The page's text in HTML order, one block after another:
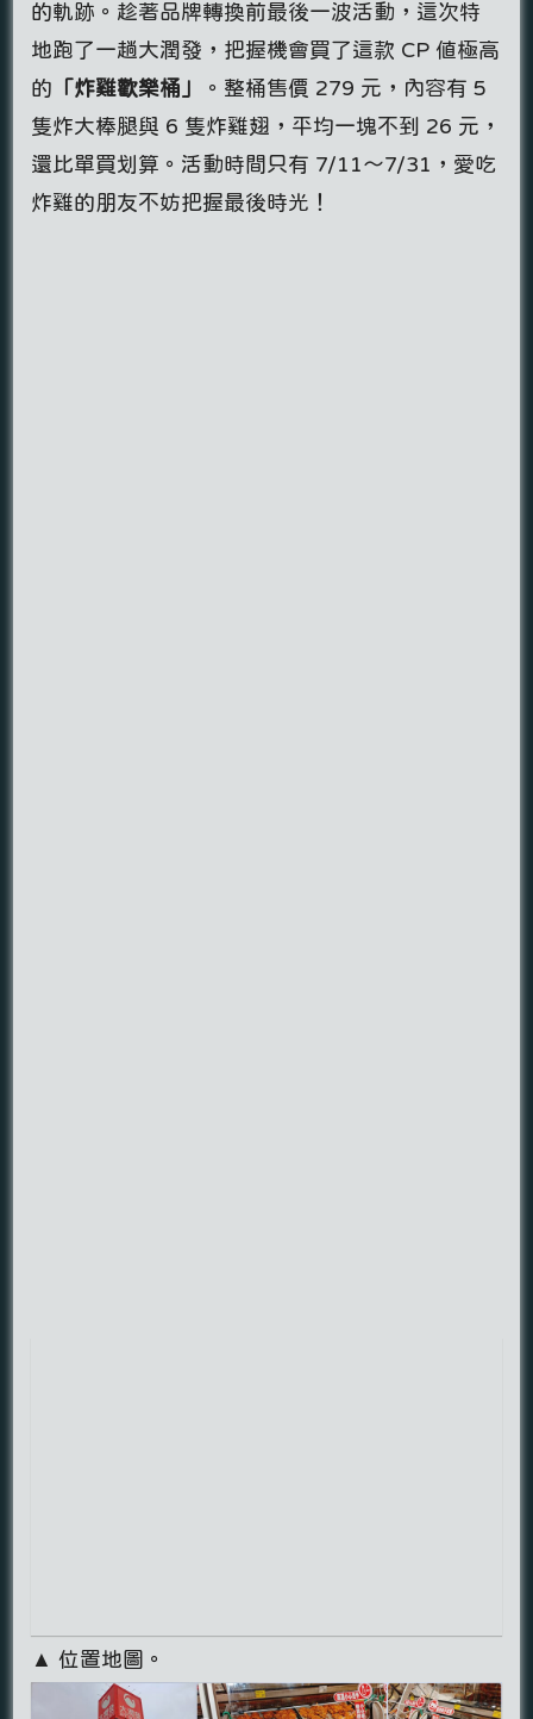
的軌跡。趁著品牌轉換前最後一波活動，這次特
地跑了一趟大潤發，把握機會買了這款 CP 值極高
的 「炸雞歡樂桶」
。整桶售價 279 元，內容有 5
隻炸大棒腿與 6 隻炸雞翅，平均一塊不到 26 元，
還比單買划算。活動時間只有 7/11～7/31，愛吃
炸雞的朋友不妨把握最後時光！
▲ 位置地圖。